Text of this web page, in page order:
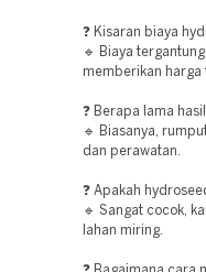
❓ Kisaran biaya
🔹 Biaya
memberikan harga
❓ Berapa lama
🔹 Biasanya,
dan perawatan.
❓ Apakah
🔹 Sangat cocok,
lahan miring.